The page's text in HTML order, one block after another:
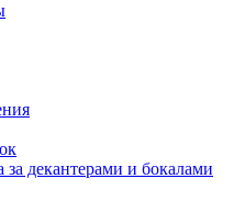
за декантерами и бокалами